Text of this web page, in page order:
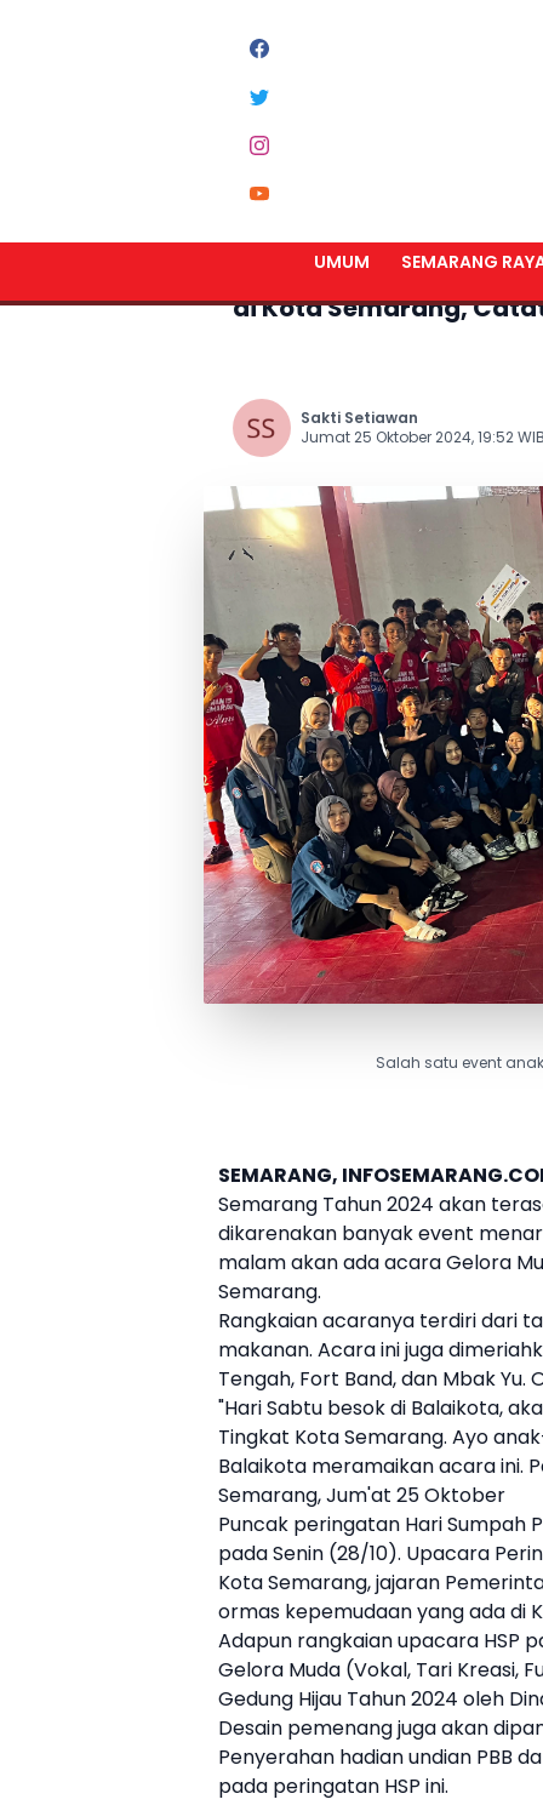
UMUM SEMARANG
Banyak Event Seru
di Kota Semarang,
Sakti Setiawan
Jumat 25 Oktober 2024, 19:52
Salah satu event
SEMARANG,
Semarang Tahun 2024 akan
dikarenakan banyak event
malam akan ada acara Gelora
Semarang.
Rangkaian acaranya terdiri dari
makanan. Acara ini juga
Tengah, Fort Band, dan Mbak Yu.
"Hari Sabtu besok di Balaikota,
Tingkat Kota Semarang. Ayo
Balaikota meramaikan acara ini.
Semarang, Jum'at 25 Oktober
Puncak peringatan Hari Sumpah
pada Senin (28/10). Upacara
Kota Semarang, jajaran
ormas kepemudaan yang ada di
Adapun rangkaian upacara HSP
Gelora Muda (Vokal, Tari Kreasi,
Gedung Hijau Tahun 2024 oleh
Desain pemenang juga akan
Penyerahan hadian undian PBB
pada peringatan HSP ini.